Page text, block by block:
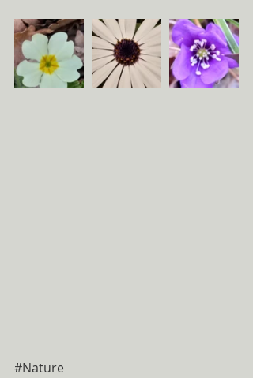
#Nature